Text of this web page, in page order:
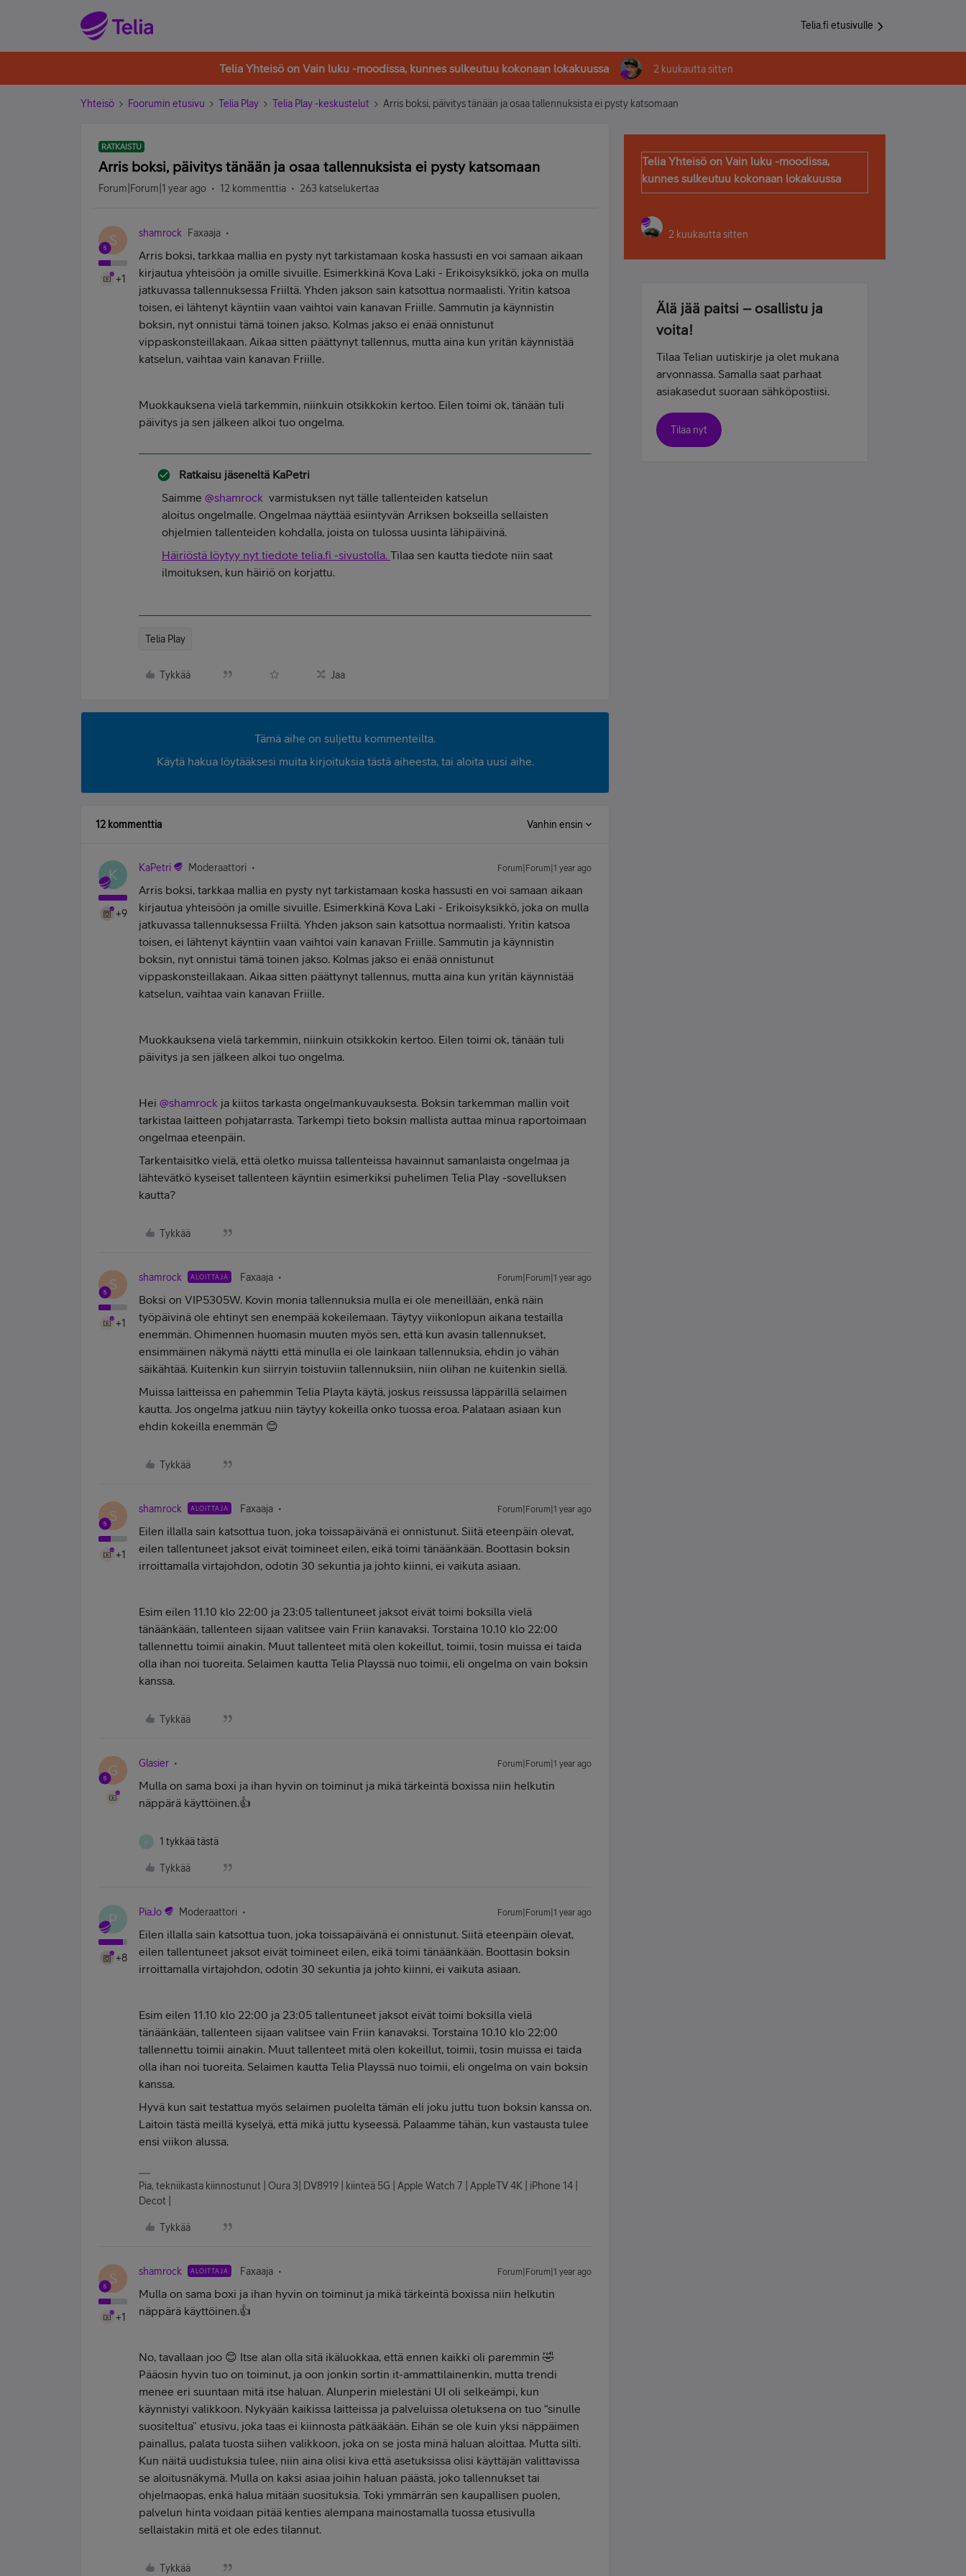
Telia.fi etusivulle
Telia Yhteisö on Vain luku -moodissa, kunnes sulkeutuu kokonaan lokakuussa 2 kuukautta sitten
Yhteisö Foorumin etusivu Telia Play Telia Play -keskustelut Arris boksi, päivitys tänään ja osaa tallennuksista ei pysty katsomaan
RATKAISTU
Arris boksi, päivitys tänään ja osaa tallennuksista ei pysty katsomaan
Forum|Forum|1 year ago 12 kommenttia 263 katselukertaa
S
+1
shamrock Faxaaja
Arris boksi, tarkkaa mallia en pysty nyt tarkistamaan koska hassusti en voi samaan aikaan
kirjautua yhteisöön ja omille sivuille. Esimerkkinä Kova Laki - Erikoisyksikkö, joka on mulla
jatkuvassa tallennuksessa Friiltä. Yhden jakson sain katsottua normaalisti. Yritin katsoa
toisen, ei lähtenyt käyntiin vaan vaihtoi vain kanavan Friille. Sammutin ja käynnistin
boksin, nyt onnistui tämä toinen jakso. Kolmas jakso ei enää onnistunut
vippaskonsteillakaan. Aikaa sitten päättynyt tallennus, mutta aina kun yritän käynnistää
katselun, vaihtaa vain kanavan Friille.
Muokkauksena vielä tarkemmin, niinkuin otsikkokin kertoo. Eilen toimi ok, tänään tuli
päivitys ja sen jälkeen alkoi tuo ongelma.
Ratkaisu jäseneltä KaPetri
Saimme @shamrock varmistuksen nyt tälle tallenteiden katselun
aloitus ongelmalle. Ongelmaa näyttää esiintyvän Arriksen bokseilla sellaisten
ohjelmien tallenteiden kohdalla, joista on tulossa uusinta lähipäivinä.
Häiriöstä löytyy nyt tiedote telia.fi -sivustolla. Tilaa sen kautta tiedote niin saat
ilmoituksen, kun häiriö on korjattu.
Telia Play
Tykkää Jaa
Tämä aihe on suljettu kommenteilta.
Käytä hakua löytääksesi muita kirjoituksia tästä aiheesta, tai aloita uusi aihe.
12 kommenttia Vanhin ensin
K
+9
KaPetri Moderaattori Forum|Forum|1 year ago
Arris boksi, tarkkaa mallia en pysty nyt tarkistamaan koska hassusti en voi samaan aikaan
kirjautua yhteisöön ja omille sivuille. Esimerkkinä Kova Laki - Erikoisyksikkö, joka on mulla
jatkuvassa tallennuksessa Friiltä. Yhden jakson sain katsottua normaalisti. Yritin katsoa
toisen, ei lähtenyt käyntiin vaan vaihtoi vain kanavan Friille. Sammutin ja käynnistin
boksin, nyt onnistui tämä toinen jakso. Kolmas jakso ei enää onnistunut
vippaskonsteillakaan. Aikaa sitten päättynyt tallennus, mutta aina kun yritän käynnistää
katselun, vaihtaa vain kanavan Friille.
Muokkauksena vielä tarkemmin, niinkuin otsikkokin kertoo. Eilen toimi ok, tänään tuli
päivitys ja sen jälkeen alkoi tuo ongelma.
Hei @shamrock ja kiitos tarkasta ongelmankuvauksesta. Boksin tarkemman mallin voit
tarkistaa laitteen pohjatarrasta. Tarkempi tieto boksin mallista auttaa minua raportoimaan
ongelmaa eteenpäin.
Tarkentaisitko vielä, että oletko muissa tallenteissa havainnut samanlaista ongelmaa ja
lähtevätkö kyseiset tallenteen käyntiin esimerkiksi puhelimen Telia Play -sovelluksen
kautta?
Tykkää
S
+1
shamrock ALOITTAJA Faxaaja Forum|Forum|1 year ago
Boksi on VIP5305W. Kovin monia tallennuksia mulla ei ole meneillään, enkä näin
työpäivinä ole ehtinyt sen enempää kokeilemaan. Täytyy viikonlopun aikana testailla
enemmän. Ohimennen huomasin muuten myös sen, että kun avasin tallennukset,
ensimmäinen näkymä näytti että minulla ei ole lainkaan tallennuksia, ehdin jo vähän
säikähtää. Kuitenkin kun siirryin toistuviin tallennuksiin, niin olihan ne kuitenkin siellä.
Muissa laitteissa en pahemmin Telia Playta käytä, joskus reissussa läppärillä selaimen
kautta. Jos ongelma jatkuu niin täytyy kokeilla onko tuossa eroa. Palataan asiaan kun
ehdin kokeilla enemmän 😊
Tykkää
S
+1
shamrock ALOITTAJA Faxaaja Forum|Forum|1 year ago
Eilen illalla sain katsottua tuon, joka toissapäivänä ei onnistunut. Siitä eteenpäin olevat,
eilen tallentuneet jaksot eivät toimineet eilen, eikä toimi tänäänkään. Boottasin boksin
irroittamalla virtajohdon, odotin 30 sekuntia ja johto kiinni, ei vaikuta asiaan.
Esim eilen 11.10 klo 22:00 ja 23:05 tallentuneet jaksot eivät toimi boksilla vielä
tänäänkään, tallenteen sijaan valitsee vain Friin kanavaksi. Torstaina 10.10 klo 22:00
tallennettu toimii ainakin. Muut tallenteet mitä olen kokeillut, toimii, tosin muissa ei taida
olla ihan noi tuoreita. Selaimen kautta Telia Playssä nuo toimii, eli ongelma on vain boksin
kanssa.
Tykkää
G Glasier Forum|Forum|1 year ago
Mulla on sama boxi ja ihan hyvin on toiminut ja mikä tärkeintä boxissa niin helkutin
näppärä käyttöinen.👍
1 tykkää tästä
Tykkää
P
+8
PiaJo Moderaattori Forum|Forum|1 year ago
Eilen illalla sain katsottua tuon, joka toissapäivänä ei onnistunut. Siitä eteenpäin olevat,
eilen tallentuneet jaksot eivät toimineet eilen, eikä toimi tänäänkään. Boottasin boksin
irroittamalla virtajohdon, odotin 30 sekuntia ja johto kiinni, ei vaikuta asiaan.
Esim eilen 11.10 klo 22:00 ja 23:05 tallentuneet jaksot eivät toimi boksilla vielä
tänäänkään, tallenteen sijaan valitsee vain Friin kanavaksi. Torstaina 10.10 klo 22:00
tallennettu toimii ainakin. Muut tallenteet mitä olen kokeillut, toimii, tosin muissa ei taida
olla ihan noi tuoreita. Selaimen kautta Telia Playssä nuo toimii, eli ongelma on vain boksin
kanssa.
Hyvä kun sait testattua myös selaimen puolelta tämän eli joku juttu tuon boksin kanssa on.
Laitoin tästä meillä kyselyä, että mikä juttu kyseessä. Palaamme tähän, kun vastausta tulee
ensi viikon alussa.
Pia, tekniikasta kiinnostunut | Oura 3| DV8919 | kiinteä 5G | Apple Watch 7 | AppleTV 4K | iPhone 14 |
Decot |
Tykkää
S
+1
shamrock ALOITTAJA Faxaaja Forum|Forum|1 year ago
Mulla on sama boxi ja ihan hyvin on toiminut ja mikä tärkeintä boxissa niin helkutin
näppärä käyttöinen.👍
No, tavallaan joo 😊 Itse alan olla sitä ikäluokkaa, että ennen kaikki oli paremmin 🤣
Pääosin hyvin tuo on toiminut, ja oon jonkin sortin it-ammattilainenkin, mutta trendi
menee eri suuntaan mitä itse haluan. Alunperin mielestäni UI oli selkeämpi, kun
käynnistyi valikkoon. Nykyään kaikissa laitteissa ja palveluissa oletuksena on tuo “sinulle
suositeltua” etusivu, joka taas ei kiinnosta pätkääkään. Eihän se ole kuin yksi näppäimen
painallus, palata tuosta siihen valikkoon, joka on se josta minä haluan aloittaa. Mutta silti.
Kun näitä uudistuksia tulee, niin aina olisi kiva että asetuksissa olisi käyttäjän valittavissa
se aloitusnäkymä. Mulla on kaksi asiaa joihin haluan päästä, joko tallennukset tai
ohjelmaopas, enkä halua mitään suosituksia. Toki ymmärrän sen kaupallisen puolen,
palvelun hinta voidaan pitää kenties alempana mainostamalla tuossa etusivulla
sellaistakin mitä et ole edes tilannut.
Tykkää
Telia Yhteisö on Vain luku -moodissa,
kunnes sulkeutuu kokonaan lokakuussa
2 kuukautta sitten
Älä jää paitsi – osallistu ja
voita!
Tilaa Telian uutiskirje ja olet mukana
arvonnassa. Samalla saat parhaat
asiakasedut suoraan sähköpostiisi.
Tilaa nyt